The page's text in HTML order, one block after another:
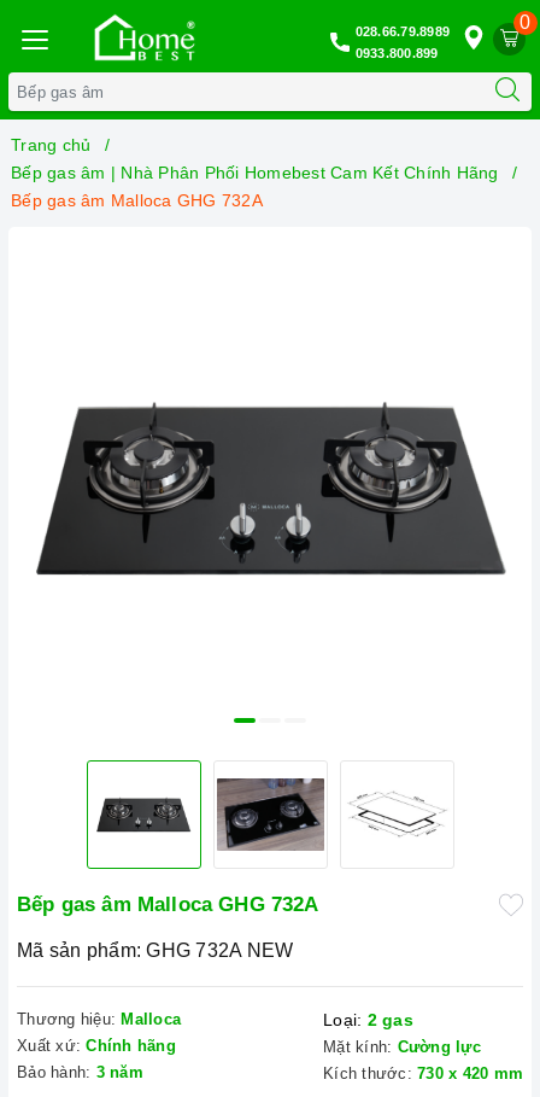
0
028.66.79.8989
0933.800.899
Trang chủ
Bếp gas âm | Nhà Phân Phối Homebest Cam Kết Chính Hãng
Bếp gas âm Malloca GHG 732A
Bếp gas âm Malloca GHG 732A
Mã sản phẩm: GHG 732A NEW
Thương hiệu: Malloca
Xuất xứ: Chính hãng
Bảo hành: 3 năm
Loại: 2 gas
Mặt kính: Cường lực
Kích thước: 730 x 420 mm